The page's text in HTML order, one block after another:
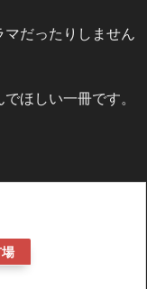
だったりしません
ほしい一冊です。